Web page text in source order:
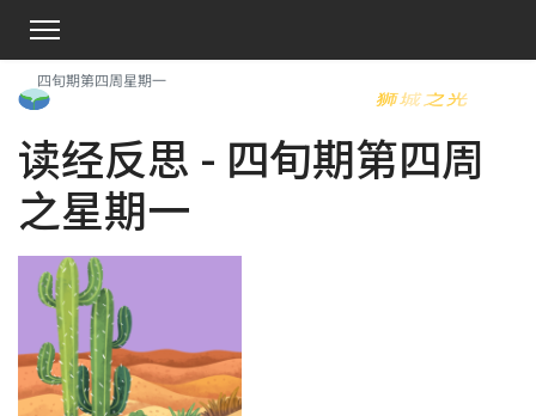
四旬期第四周星期一
读经反思 - 四旬期第四周
之星期一